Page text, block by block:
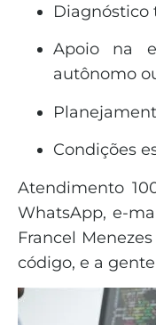
Apoio na
autônomo
Condições
Atendimento
WhatsApp, e-
Francel
código, e a